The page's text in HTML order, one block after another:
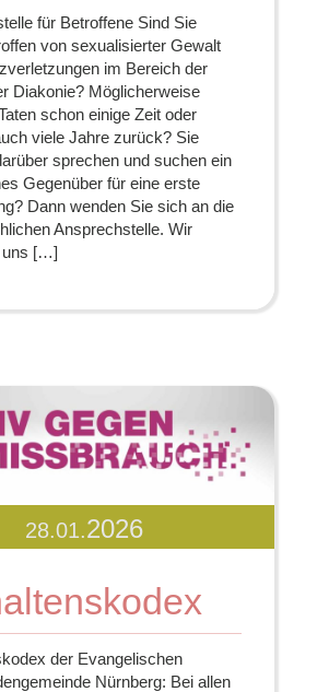
für Betroffene Sind Sie
von sexualisierter Gewalt
im Bereich der
Diakonie? Möglicherweise
schon einige Zeit oder
viele Jahre zurück? Sie
sprechen und suchen ein
Gegenüber für eine erste
Dann wenden Sie sich an die
Ansprechstelle. Wir
uns […]
28.01.2026
der Evangelischen
Nürnberg: Bei allen